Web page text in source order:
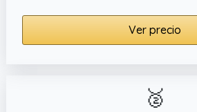
Ver precio
🥈